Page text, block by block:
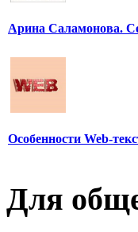
Арина Саламонова.
Особенности Web-
Для